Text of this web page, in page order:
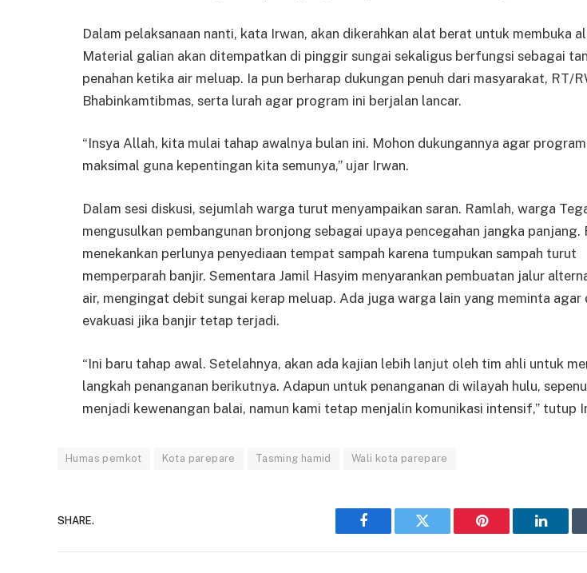
Dalam pelaksanaan nanti, kata Irwan, akan dikerahkan alat berat untuk membuka
Material galian akan ditempatkan di pinggir sungai sekaligus berfungsi sebagai
penahan ketika air meluap. Ia pun berharap dukungan penuh dari masyarakat, RT/
Bhabinkamtibmas, serta lurah agar program ini berjalan lancar.
“Insya Allah, kita mulai tahap awalnya bulan ini. Mohon dukungannya agar
maksimal guna kepentingan kita semunya,” ujar Irwan.
Dalam sesi diskusi, sejumlah warga turut menyampaikan saran. Ramlah, warga
mengusulkan pembangunan bronjong sebagai upaya pencegahan jangka panjang.
menekankan perlunya penyediaan tempat sampah karena tumpukan sampah turut
memperparah banjir. Sementara Jamil Hasyim menyarankan pembuatan jalur
air, mengingat debit sungai kerap meluap. Ada juga warga lain yang meminta
evakuasi jika banjir tetap terjadi.
“Ini baru tahap awal. Setelahnya, akan ada kajian lebih lanjut oleh tim ahli untuk
langkah penanganan berikutnya. Adapun untuk penanganan di wilayah hulu,
menjadi kewenangan balai, namun kami tetap menjalin komunikasi intensif,” tutup
Humas pemkot Kota parepare Tasming hamid Wali kota parepare
SHARE.
Facebook Twitter Pinterest